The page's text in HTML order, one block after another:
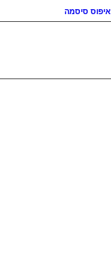
איפוס סיסמה